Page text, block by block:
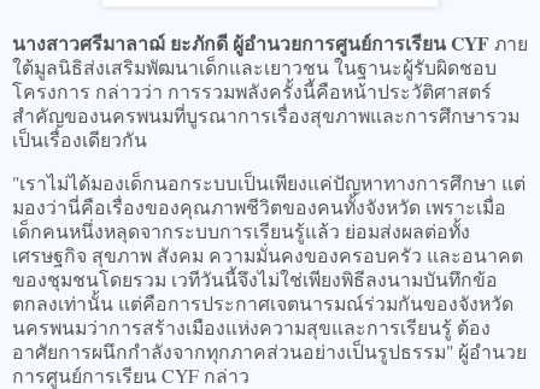
นางสาวศรีมาลาฌ์ ยะภักดี ผู้อำนวยการศูนย์การเรียน CYFภาย
ใต้มูลนิธิส่งเสริมพัฒนาเด็กและเยาวชน ในฐานะผู้รับผิดชอบ
โครงการ กล่าวว่า การรวมพลังครั้งนี้คือหน้าประวัติศาสตร์
สำคัญของนครพนมที่บูรณาการเรื่องสุขภาพและการศึกษารวม
เป็นเรื่องเดียวกัน
"เราไม่ได้มองเด็กนอกระบบเป็นเพียงแค่ปัญหาทางการศึกษา แต่
มองว่านี่คือเรื่องของคุณภาพชีวิตของคนทั้งจังหวัด เพราะเมื่อ
เด็กคนหนึ่งหลุดจากระบบการเรียนรู้แล้ว ย่อมส่งผลต่อทั้ง
เศรษฐกิจ สุขภาพ สังคม ความมั่นคงของครอบครัว และอนาคต
ของชุมชนโดยรวม เวทีวันนี้จึงไม่ใช่เพียงพิธีลงนามบันทึกข้อ
ตกลงเท่านั้น แต่คือการประกาศเจตนารมณ์ร่วมกันของจังหวัด
นครพนมว่าการสร้างเมืองแห่งความสุขและการเรียนรู้ ต้อง
อาศัยการผนึกกำลังจากทุกภาคส่วนอย่างเป็นรูปธรรม" ผู้อำนวย
การศูนย์การเรียน CYF กล่าว